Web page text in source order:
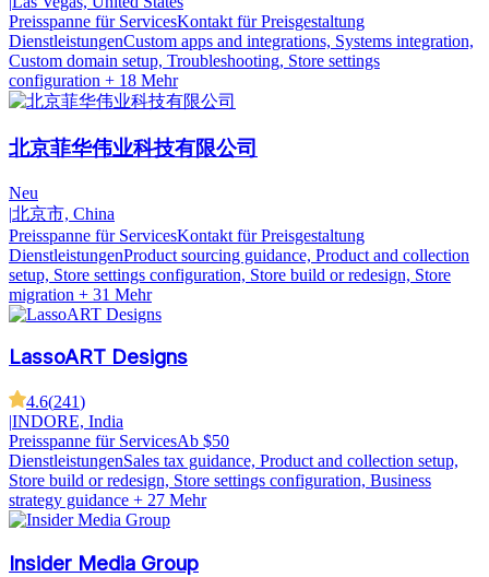
Preisspanne für ServicesKontakt für Preisgestaltung
DienstleistungenCustom apps and integrations, Systems integration,
Custom domain setup, Troubleshooting, Store settings
configuration + 18 Mehr
北京菲华伟业科技有限公司
Neu
|北京市, China
Preisspanne für ServicesKontakt für Preisgestaltung
DienstleistungenProduct sourcing guidance, Product and collection
setup, Store settings configuration, Store build or redesign, Store
migration + 31 Mehr
LassoART Designs
4.6(241)
|INDORE, India
Preisspanne für ServicesAb $50
DienstleistungenSales tax guidance, Product and collection setup,
Store build or redesign, Store settings configuration, Business
strategy guidance + 27 Mehr
Insider Media Group